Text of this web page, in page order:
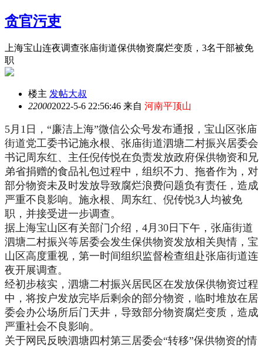
贪官污吏
上海宝山连夜调查张庙街道保供物资腐烂变质，3名干部被免
职
楼主 发帖大叔
220002022-5-6 22:56:46 来自 河南平顶山
5月1日，“廉洁上海”微信公众号发布通报，宝山区张庙
街道党工委书记施永根、张庙街道泗塘二村振兴居委会
书记周东红、主任倪传悦在负责发放政府保供物资和兄
弟省捐赠的食品礼包过程中，组织不力、拖沓作为，对
部分物资未及时发放导致腐烂浪费问题负有责任，造成
严重不良影响。施永根、周东红、倪传悦3人均被免
职，并接受进一步调查。
据上海宝山区有关部门介绍，4月30日下午，张庙街道
泗塘二村振兴等居委会发生保供物资发放相关舆情，宝
山区高度重视，第一时间组织监督检查组赴张庙街道连
夜开展调查。
经初步核实，泗塘二村振兴居民区在发放保供物资过程
中，将按户发放完毕后剩余的部分物资，临时堆放在居
委会办公场所后门天井，导致部分物资腐烂变质，造成
严重社会不良影响。
关于网民反映泗塘四村第三居委会“转移”保供物资的情